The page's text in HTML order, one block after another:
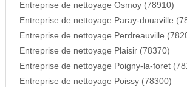
Entreprise de nettoyage Osmoy (78910)
Entreprise de nettoyage Paray-douaville
Entreprise de nettoyage Perdreauville
Entreprise de nettoyage Plaisir (78370)
Entreprise de nettoyage Poigny-la-foret
Entreprise de nettoyage Poissy (78300)